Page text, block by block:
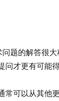
题的解答很
才更有可能
常可以从其他